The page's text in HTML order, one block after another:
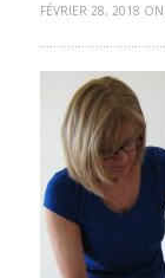
FÉVRIER 28, 2018 ON